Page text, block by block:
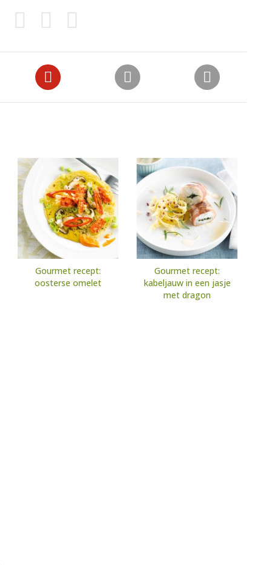
Gourmet recept:
oosterse omelet
Gourmet recept:
kabeljauw in een jasje
met dragon